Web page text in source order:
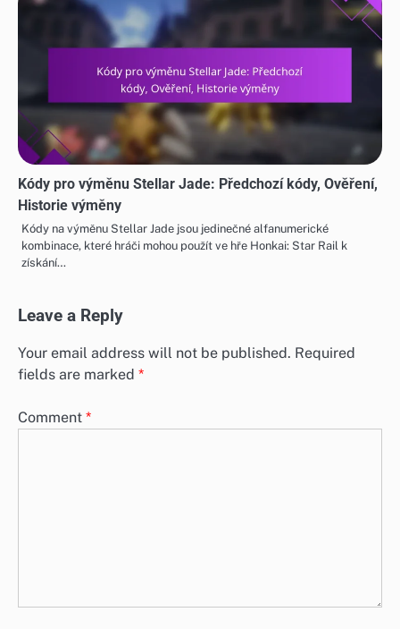
Kódy pro výměnu Stellar Jade: Předchozí kódy, Ověření,
Historie výměny
Kódy na výměnu Stellar Jade jsou jedinečné alfanumerické
kombinace, které hráči mohou použít ve hře Honkai: Star Rail k
získání…
Leave a Reply
Your email address will not be published. Required
fields are marked *
Comment *